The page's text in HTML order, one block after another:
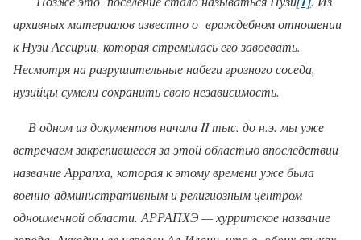
архивных материалов известно о враждебном отношении
к Нузи Ассирии, которая стремилась его завоевать.
Несмотря на разрушительные набеги грозного соседа,
нузийцы сумели сохранить свою независимость.
В одном из документов начала IIтыс. до н.э. мы уже
встречаем зак­репившееся за этой областью впоследствии
название Аррапха, которая к этому времени уже была
военно-административным и религиозным центром
одноименной области. АРРАПХЭ — хурритское название